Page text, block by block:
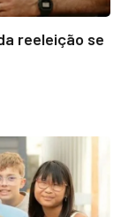
reeleição se